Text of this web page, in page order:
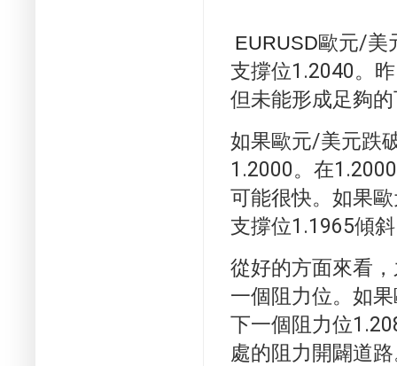
EURUSD歐元/美
支撐位1.2040。
但未能形成足夠
如果歐元/美元跌
1.2000。 在
可能很快。 如果
支撐位1.1965傾
從好的方面來看
一個阻力位。 如
下一個阻力位
處的阻力開闢道